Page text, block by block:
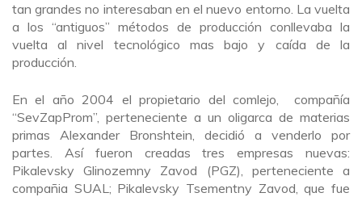
tan grandes no interesaban en el nuevo entorno. La vuelta
a los “antiguos” métodos de producción conllevaba la
vuelta al nivel tecnológico mas bajo y caída de la
producción.
En el año 2004 el propietario del comlejo, compañía
“SevZapProm”, perteneciente a un oligarca de materias
primas Alexander Bronshtein, decidió a venderlo por
partes. Así fueron creadas tres empresas nuevas:
Pikalevsky Glinozemny Zavod (PGZ), perteneciente a
compañia SUAL; Pikalevsky Tsementny Zavod, que fue